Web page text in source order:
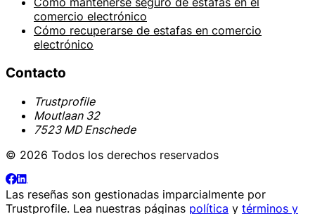
comercio electrónico
Cómo recuperarse de estafas en comercio
electrónico
Contacto
Trustprofile
Moutlaan 32
7523 MD Enschede
© 2026 Todos los derechos reservados
Las reseñas son gestionadas imparcialmente por
Trustprofile. Lea nuestras páginas política y términos y